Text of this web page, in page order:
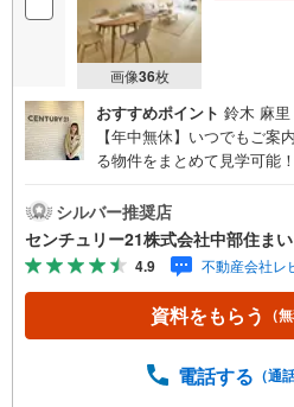
画像36枚
おすすめポイント 鈴木 麻里
【年中無休】いつでもご
る物件をまとめて見学可能
いる不動産販売の強み西三
営業しています！地域密着
ますので条件に合う物件を
チュリー21加盟店独自のネ
の取扱物件もございます
フォームなどもご相談可能
い」など、物件のご紹介以
シルバー推奨店
センチュリー21株式会社中部住ま
4.9 不動産会社レ
資料をもらう （
電話する （通